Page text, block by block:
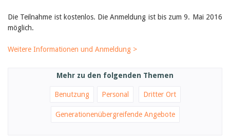
Julie Greub
Birgit Libiszewski
Sandra Dettwyler
Andrea Grichting
Nicole Rothen
Die Teilnahme ist kostenlos. Die Anmeldung ist bis zum 9. Mai 2016
möglich.
Weitere Informationen und Anmeldung >
Mehr zu den folgenden Themen
Benutzung Personal Dritter Ort
Generationenübergreifende Angebote